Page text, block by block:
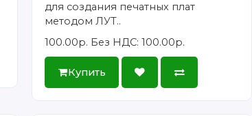
для создания печатных плат
методом ЛУТ..
100.00р. Без НДС: 100.00р.
Купить